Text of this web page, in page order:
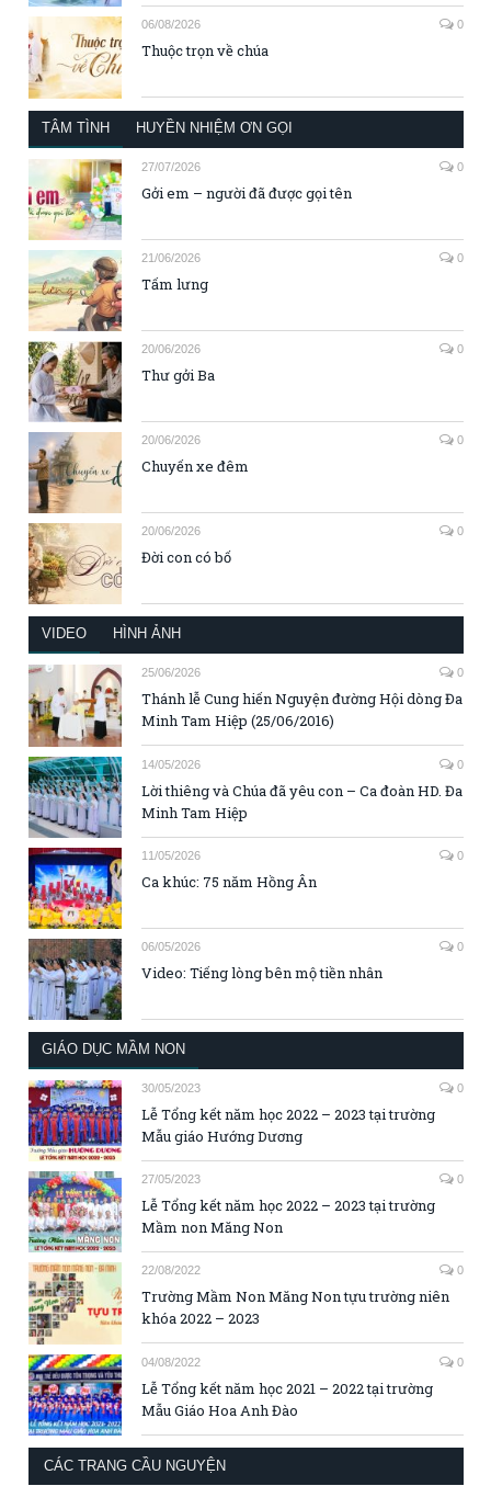
06/08/2026 0
Thuộc trọn về chúa
TÂM TÌNH HUYỀN NHIỆM ƠN GỌI
27/07/2026 0
Gởi em – người đã được gọi tên
21/06/2026 0
Tấm lưng
20/06/2026 0
Thư gởi Ba
20/06/2026 0
Chuyến xe đêm
20/06/2026 0
Đời con có bố
VIDEO HÌNH ẢNH
25/06/2026 0
Thánh lễ Cung hiến Nguyện đường Hội dòng Đa
Minh Tam Hiệp (25/06/2016)
14/05/2026 0
Lời thiêng và Chúa đã yêu con – Ca đoàn HD. Đa
Minh Tam Hiệp
11/05/2026 0
Ca khúc: 75 năm Hồng Ân
06/05/2026 0
Video: Tiếng lòng bên mộ tiền nhân
GIÁO DỤC MẦM NON
30/05/2023 0
Lễ Tổng kết năm học 2022 – 2023 tại trường
Mẫu giáo Hướng Dương
27/05/2023 0
Lễ Tổng kết năm học 2022 – 2023 tại trường
Mầm non Măng Non
22/08/2022 0
Trường Mầm Non Măng Non tựu trường niên
khóa 2022 – 2023
04/08/2022 0
Lễ Tổng kết năm học 2021 – 2022 tại trường
Mẫu Giáo Hoa Anh Đào
CÁC TRANG CẦU NGUYỆN